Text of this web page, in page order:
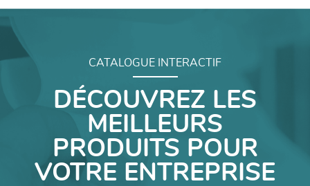
CATALOGUE INTERACTIF
DÉCOUVREZ LES
MEILLEURS
PRODUITS POUR
VOTRE ENTREPRISE